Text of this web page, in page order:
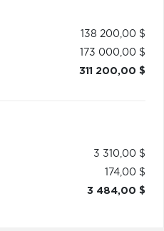
138 200,00 $
173 000,00 $
311 200,00 $
3 310,00 $
174,00 $
3 484,00 $